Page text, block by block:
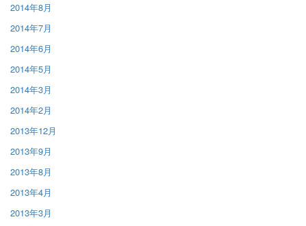
2014年8月
2014年7月
2014年6月
2014年5月
2014年3月
2014年2月
2013年12月
2013年9月
2013年8月
2013年4月
2013年3月